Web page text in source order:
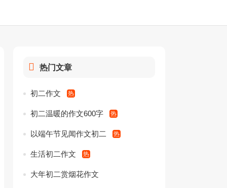
热门文章
初二作文
初二温暖的作文600字
以端午节见闻作文初二
生活初二作文
大年初二赏烟花作文